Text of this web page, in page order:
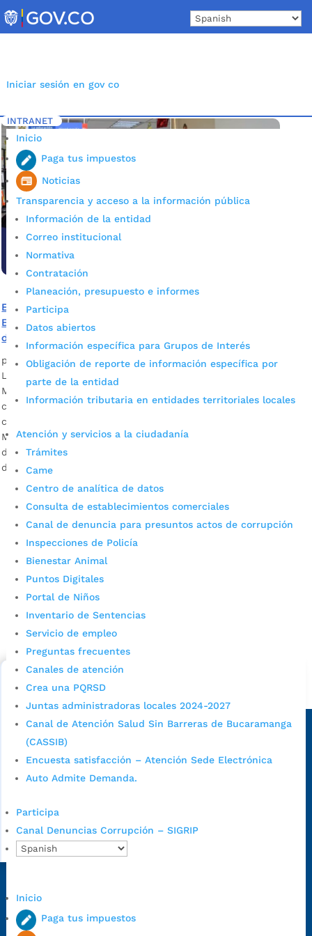
to
content
Iniciar sesión en gov co
INTRANET
Inicio
Paga tus impuestos
Noticias
Transparencia y acceso a la información pública
Información de la entidad
Correo institucional
Normativa
Contratación
Planeación, presupuesto e informes
Participa
Datos abiertos
Información específica para Grupos de Interés
Obligación de reporte de información específica por
parte de la entidad
Información tributaria en entidades territoriales locales
Atención y servicios a la ciudadanía
Trámites
Came
Centro de analítica de datos
Consulta de establecimientos comerciales
Canal de denuncia para presuntos actos de corrupción
Inspecciones de Policía
Bienestar Animal
Puntos Digitales
Portal de Niños
Inventario de Sentencias
Servicio de empleo
Preguntas frecuentes
Canales de atención
Crea una PQRSD
Juntas administradoras locales 2024-2027
Canal de Atención Salud Sin Barreras de Bucaramanga
(CASSIB)
Encuesta satisfacción – Atención Sede Electrónica
Auto Admite Demanda.
Participa
Canal Denuncias Corrupción – SIGRIP
Inicio
Paga tus impuestos
Inicio 5 Etiqueta: la noche de los mejores
En ‘La Noche de los Mejores’, Secretaría de Educación de
Bucaramanga recibió reconocimientos en las categorías
de Inclusión y Equidad y en la Generación E
por Alcaldía de Bucaramanga|Dic 5, 2020|Noticias
Los reconocimientos son entregados cada año por el
Ministerio de Educación Nacional para exaltar el
compromiso, dedicación y liderazgo de los entes territoriales
con la trasformación educativa del país. Descargue audio:
María Victoria Angulo, ministra de Educación El Ministerio
de Educación Nacional otorgó en ‘La Noche de los Mejores’
dos significativos galardones a la Secretaría […]
Cupos Escolares Bucaramanga 2022
Consulta aqui los pasos para inscribirse y solicitar un
Bucaramanga.
Alcaldía de Bucaramanga
Dirección Fase II:
Carrera 11 # 34-52, Bucaramanga, Santander,